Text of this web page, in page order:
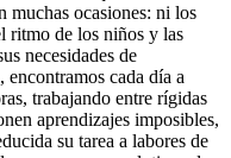
muchas ocasiones: ni los
ritmo de los niños y las
necesidades de
cada día a
trabajando entre rígidas
aprendizajes imposibles,
su tarea a labores de